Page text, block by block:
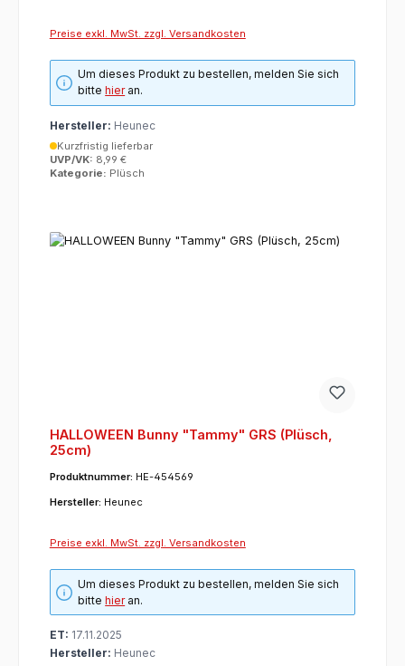
Preise exkl. MwSt. zzgl. Versandkosten
Um dieses Produkt zu bestellen, melden Sie sich
bittehieran.
Hersteller: Heunec
Kurzfristig lieferbar
UVP/VK: 8,99 €
Kategorie: Plüsch
HALLOWEEN Bunny "Tammy" GRS (Plüsch,
25cm)
Produktnummer: HE-454569
Hersteller: Heunec
Preise exkl. MwSt. zzgl. Versandkosten
Um dieses Produkt zu bestellen, melden Sie sich
bittehieran.
ET: 17.11.2025
Hersteller: Heunec